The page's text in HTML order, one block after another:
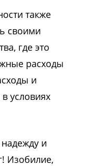
также
своими
где это
расходы
и
условиях
и
Изобилие,